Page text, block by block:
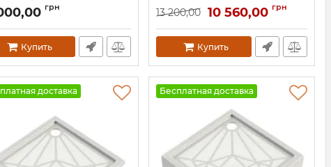
132A100грн
Купить
Артикул: 131T333
13 200,00 10 560,00 грн
Купить
доставка Бесплатная доставка